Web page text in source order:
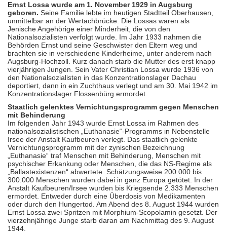
Ernst Lossa wurde am 1. November 1929 in Augsburg
geboren. Seine Familie lebte im heutigen Stadtteil Oberhausen,
unmittelbar an der Wertachbrücke. Die Lossas waren als
Jenische Angehörige einer Minderheit, die von den
Nationalsozialisten verfolgt wurde. Im Jahr 1933 nahmen die
Behörden Ernst und seine Geschwister den Eltern weg und
brachten sie in verschiedene Kinderheime, unter anderem nach
Augsburg-Hochzoll. Kurz danach starb die Mutter des erst knapp
vierjährigen Jungen. Sein Vater Christian Lossa wurde 1936 von
den National­sozialisten in das Konzentrationslager Dachau
deportiert, dann in ein Zuchthaus verlegt und am 30. Mai 1942 im
Konzentrationslager Flossenbürg ermordet.
Staatlich gelenktes Vernichtungsprogramm gegen Menschen
mit Behinderung
Im folgenden Jahr 1943 wurde Ernst Lossa im Rahmen des
nationalsozialistischen „Euthanasie“-Programms in Nebenstelle
Irsee der Anstalt Kaufbeuren verlegt. Das staatlich gelenkte
Vernichtungsprogramm mit der zynischen Bezeichnung
„Euthanasie“ traf Menschen mit Behinderung, Menschen mit
psychischer Erkankung oder Menschen, die das NS-Regime als
„Ballastexistenzen“ abwertete. Schätzungsweise 200.000 bis
300.000 Menschen wurden dabei in ganz Europa getötet. In der
Anstalt Kaufbeuren/Irsee wurden bis Kriegsende 2.333 Menschen
ermordet. Entweder durch eine Überdosis von Medikamenten
oder durch den Hungertod. Am Abend des 8. August 1944 wurden
Ernst Lossa zwei Spritzen mit Morphium-Scopolamin gesetzt. Der
vierzehnjährige Junge starb daran am Nachmittag des 9. August
1944.